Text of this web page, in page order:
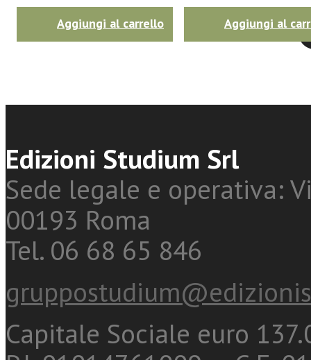
Aggiungi al carrello Aggiungi al
Edizioni Studium Srl
Sede legale e operativa:
00193 Roma
Tel. 06 68 65 846
Capitale Sociale euro